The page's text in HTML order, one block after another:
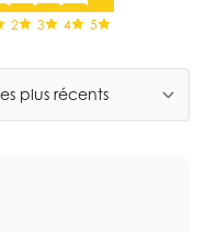
2 3 4 5